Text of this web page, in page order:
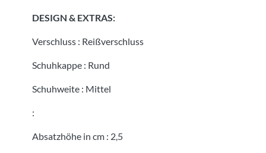
DESIGN & EXTRAS:
Verschluss : Reißverschluss
Schuhkappe : Rund
Schuhweite : Mittel
:
Absatzhöhe in cm : 2,5